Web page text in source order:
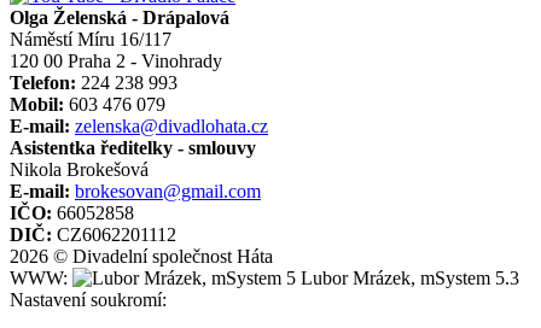
Olga Želenská - Drápalová
Náměstí Míru 16/117
120 00 Praha 2 - Vinohrady
Telefon: 224 238 993
Mobil: 603 476 079
E-mail: zelenska@divadlohata.cz
Asistentka ředitelky - smlouvy
Nikola Brokešová
E-mail: brokesovan@gmail.com
IČO: 66052858
DIČ: CZ6062201112
2026 © Divadelní společnost Háta
WWW:
Lubor Mrázek, mSystem 5.3
Nastavení soukromí: